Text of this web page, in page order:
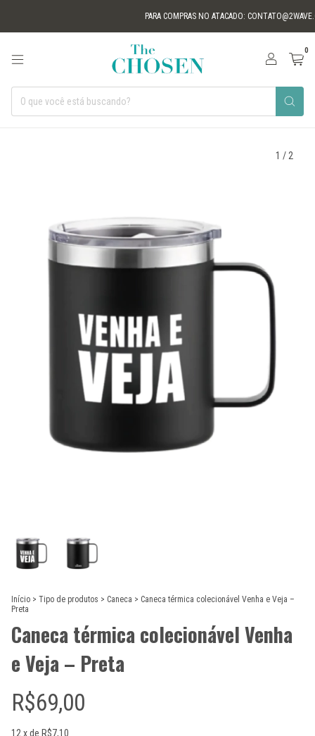
PARA COMPRAS NO ATACADO:
0
1 / 2
Início > Tipo de produtos > Caneca > Caneca térmica colecionável Venha e Veja –
Preta
Caneca térmica colecionável Venha
e Veja – Preta
R$69,00
12 x de R$7,10